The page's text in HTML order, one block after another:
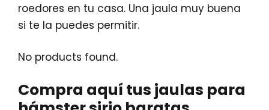
roedores en tu casa. Una jaula muy buena
si te la puedes permitir.
No products found.
Compra aquí tus jaulas para